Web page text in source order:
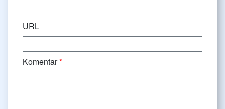
URL
Komentar*